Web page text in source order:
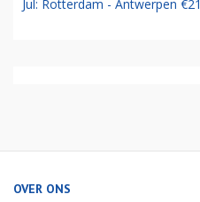
Jul: Rotterdam - Antwerpen €21
OVER ONS